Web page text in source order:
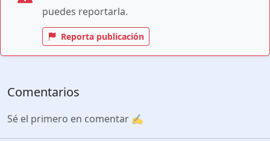
puedes reportarla.
Reporta publicación
Comentarios
Sé el primero en comentar ✍️